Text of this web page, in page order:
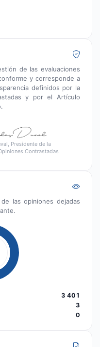
de las evaluaciones
y corresponde a
definidos por la
y por el Artículo
Presidente de la
Contrastadas
las opiniones dejadas
3 401
3
0